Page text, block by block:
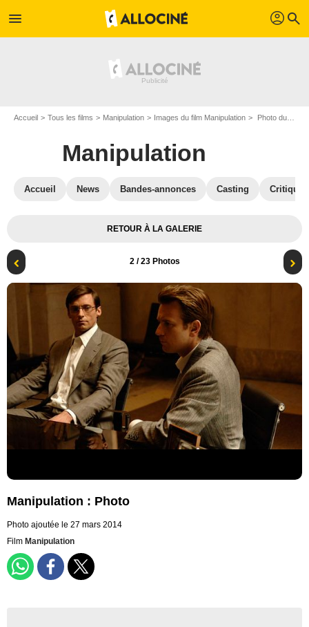
menu profil search
Accueil Tous les films Manipulation Images du film Manipulation Photo du film Manipulation - Photo 2
Manipulation
Accueil News Bandes-annonces Casting
RETOUR À LA GALERIE
2/ 23 Photos
Manipulation : Photo
Photo ajoutée le 27 mars 2014
Film Manipulation